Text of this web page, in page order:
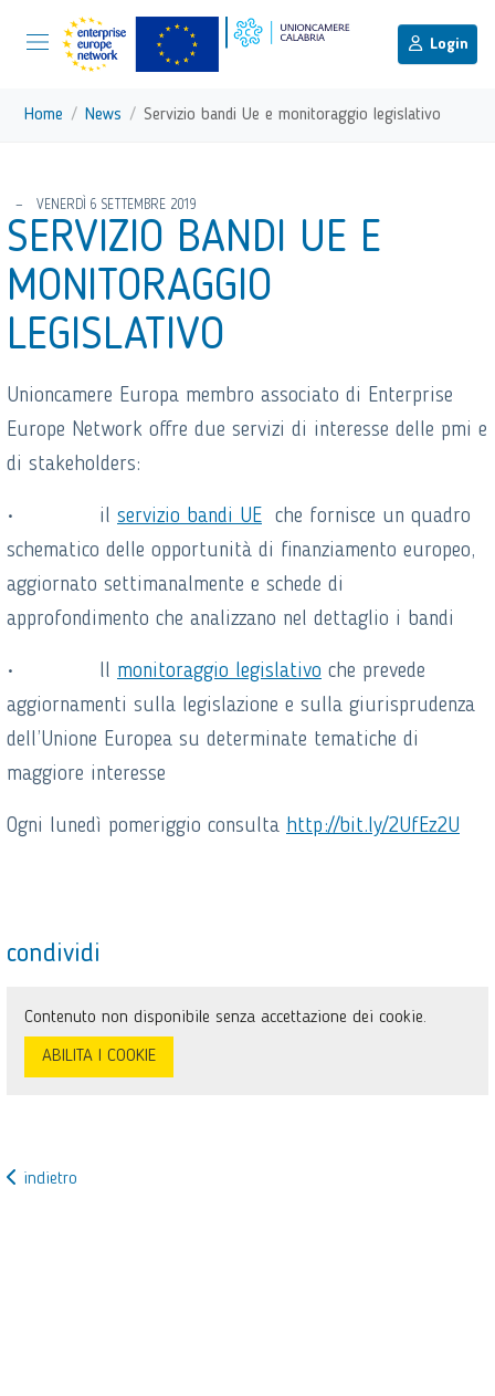
Vai ai contenuti
Login
torna al menu di scelta rapida
Menu di navigazione principale
Home News Servizio bandi Ue e monitoraggio legislativo
VENERDÌ 6 SETTEMBRE 2019
SERVIZIO BANDI UE E
MONITORAGGIO
LEGISLATIVO
Unioncamere Europa membro associato di Enterprise
Europe Network offre due servizi di interesse delle pmi e
di stakeholders:
• il servizio bandi UE che fornisce un quadro
schematico delle opportunità di finanziamento europeo,
aggiornato settimanalmente e schede di
approfondimento che analizzano nel dettaglio i bandi
• ll monitoraggio legislativo che prevede
aggiornamenti sulla legislazione e sulla giurisprudenza
dell’Unione Europea su determinate tematiche di
maggiore interesse
Ogni lunedì pomeriggio consulta http://bit.ly/2UfEz2U
condividi
Contenuto non disponibile senza accettazione dei cookie.
ABILITA I COOKIE
indietro